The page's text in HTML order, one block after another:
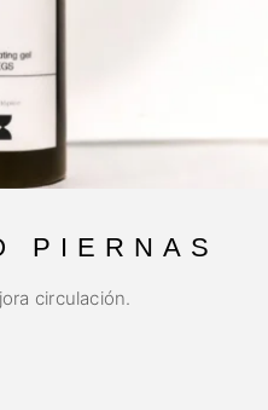
PIERNAS
circulación.